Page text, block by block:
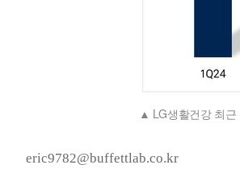
LG생활건강 최
eric9782@buffettlab.co.kr